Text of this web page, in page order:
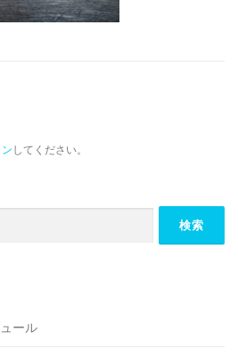
してください。
ール